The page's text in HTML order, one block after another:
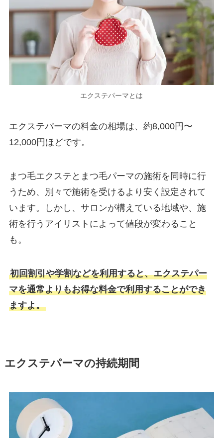
エクステパーマとは
エクステパーマの料金の相場は、約8,000円〜
12,000円ほどです。
まつ毛エクステとまつ毛パーマの施術を同時に行
うため、別々で施術を受けるより安く設定されて
います。しかし、サロンが構えている地域や、施
術を行うアイリストによって値段が変わること
も。
初回割引や学割などを利用すると、エクステパー
マを通常よりもお得な料金で利用することができ
ますよ。
エクステパーマの持続期間